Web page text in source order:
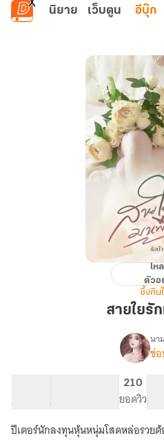
ข้ามไปยังเนื้อหาหลัก
นิยาย เว็บตูน อีบุ๊ก
สายใย
มาเฟีย
โห
ตัวอ
ซึ้งกิน
สายใยรั
เ
นา
ช่
จำนวนคำ จำนวนหน้า (A5)
210
ยอดวิวระดั
ปีเตอร์นักลงทุนหุ้นหนุ่มโสดหล่อรวย